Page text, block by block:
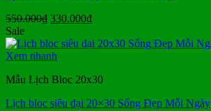
550.000₫ Giá
là:
550.000₫.
330.000₫Giá
tại
Sale
Xem nhanh
Mẫu Lịch Bloc 20x30
Lịch bloc siêu đại 20×30 Sống Đẹp Mỗi Ngày